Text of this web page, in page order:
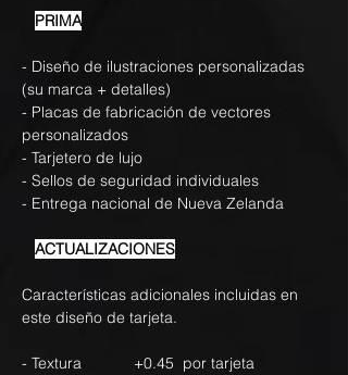
PRIMA
- Diseño de ilustraciones personalizadas
(su marca + detalles)
- Placas de fabricación de vectores
personalizados
- Tarjetero de lujo
- Sellos de seguridad individuales
- Entrega nacional de Nueva Zelanda
ACTUALIZACIONES
Características adicionales incluidas en
este diseño de tarjeta.
- Textura +0.45 por tarjeta